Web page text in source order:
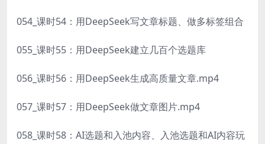
054_课时54：用DeepSeek写文章标题、做多标签组合
055_课时55：用DeepSeek建立几百个选题库
056_课时56：用DeepSeek生成高质量文章.mp4
057_课时57：用DeepSeek做文章图片.mp4
058_课时58：AI选题和入池内容、入池选题和AI内容玩